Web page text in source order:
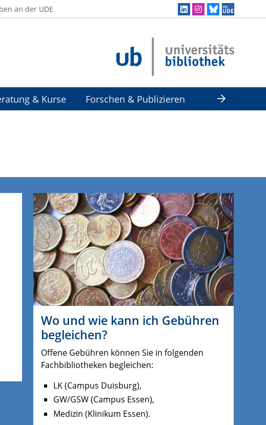
an der UDE
& Kurse
Forschen & Publizieren
Wo und wie kann ich Gebühren
begleichen?
Offene Gebühren können Sie in folgenden
Fachbibliotheken begleichen:
LK (Campus Duisburg),
GW/GSW (Campus Essen),
Medizin (Klinikum Essen).